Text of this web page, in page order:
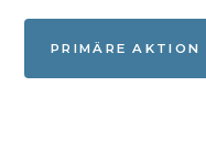
PRIMÄRE AKTION